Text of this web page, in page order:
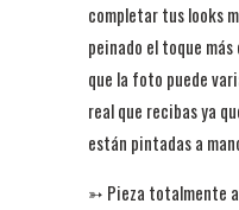
completar tus looks
peinado el toque
que la foto puede
real que recibas ya
están pintadas a
➳ Pieza totalmente